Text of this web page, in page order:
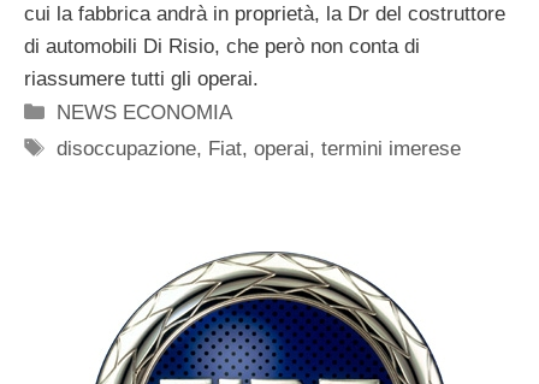
cui la fabbrica andrà in proprietà, la Dr del costruttore
di automobili Di Risio, che però non conta di
riassumere tutti gli operai.
Categorie
NEWS ECONOMIA
Tag
disoccupazione, Fiat,operai,termini imerese